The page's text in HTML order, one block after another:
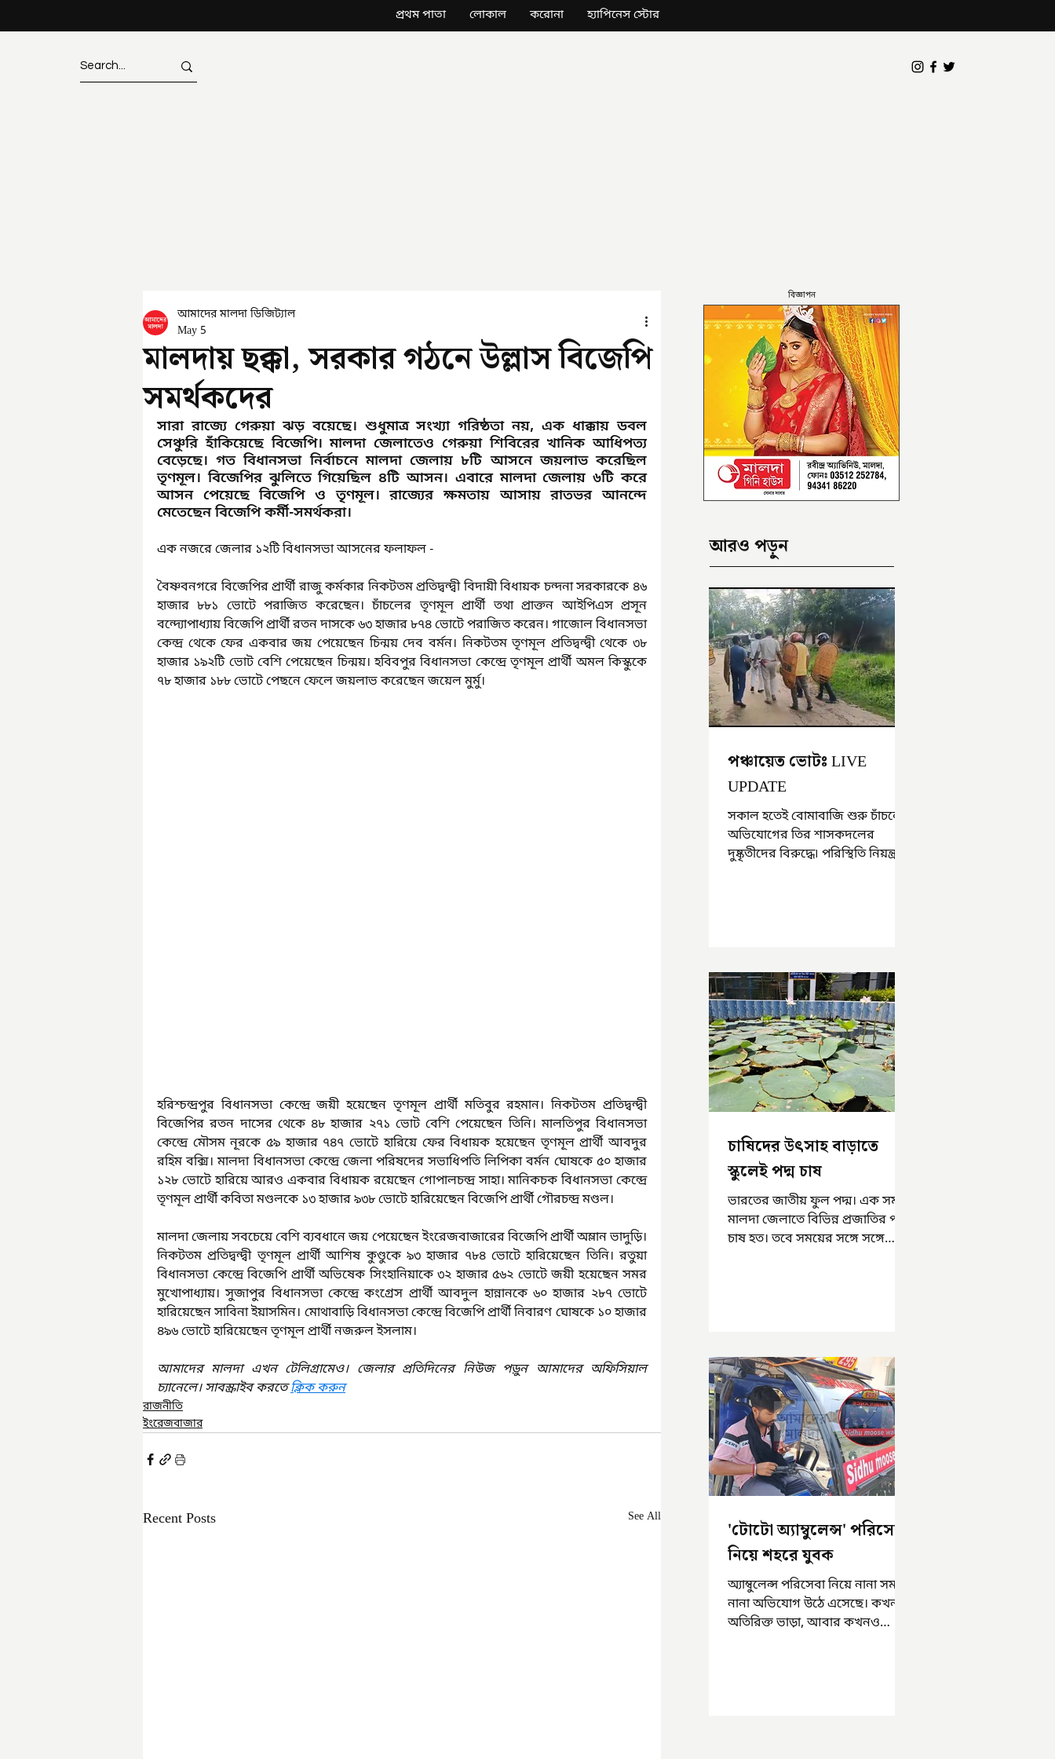
প্রথম পাতা লোকাল করোনা হ্যাপিনেস স্টোর
মালদায় ছক্কা, সরকার গঠনে উল্লাস বিজেপি
সমর্থকদের
আমাদের মালদা ডিজিট্যাল
May 5
সারা রাজ্যে গেরুয়া ঝড় বয়েছে। শুধুমাত্র সংখ্যা গরিষ্ঠতা নয়, এক ধাক্কায় ডবল
সেঞ্চুরি হাঁকিয়েছে বিজেপি। মালদা জেলাতেও গেরুয়া শিবিরের খানিক আধিপত্য
বেড়েছে। গত বিধানসভা নির্বাচনে মালদা জেলায় ৮টি আসনে জয়লাভ করেছিল
তৃণমূল। বিজেপির ঝুলিতে গিয়েছিল ৪টি আসন। এবারে মালদা জেলায় ৬টি করে
আসন পেয়েছে বিজেপি ও তৃণমূল। রাজ্যের ক্ষমতায় আসায় রাতভর আনন্দে
মেতেছেন বিজেপি কর্মী-সমর্থকরা।
এক নজরে জেলার ১২টি বিধানসভা আসনের ফলাফল -
বৈষ্ণবনগরে বিজেপির প্রার্থী রাজু কর্মকার নিকটতম প্রতিদ্বন্দ্বী বিদায়ী বিধায়ক চন্দনা সরকারকে ৪৬
হাজার ৮৮১ ভোটে পরাজিত করেছেন। চাঁচলের তৃণমূল প্রার্থী তথা প্রাক্তন আইপিএস প্রসূন
বন্দ্যোপাধ্যায় বিজেপি প্রার্থী রতন দাসকে ৬৩ হাজার ৮৭৪ ভোটে পরাজিত করেন। গাজোল বিধানসভা
কেন্দ্র থেকে ফের একবার জয় পেয়েছেন চিন্ময় দেব বর্মন। নিকটতম তৃণমূল প্রতিদ্বন্দ্বী থেকে ৩৮
হাজার ১৯২টি ভোট বেশি পেয়েছেন চিন্ময়। হবিবপুর বিধানসভা কেন্দ্রে তৃণমূল প্রার্থী অমল কিস্কুকে
৭৮ হাজার ১৮৮ ভোটে পেছনে ফেলে জয়লাভ করেছেন জয়েল মুর্মু।
হরিশ্চন্দ্রপুর বিধানসভা কেন্দ্রে জয়ী হয়েছেন তৃণমূল প্রার্থী মতিবুর রহমান। নিকটতম প্রতিদ্বন্দ্বী
বিজেপির রতন দাসের থেকে ৪৮ হাজার ২৭১ ভোট বেশি পেয়েছেন তিনি। মালতিপুর বিধানসভা
কেন্দ্রে মৌসম নূরকে ৫৯ হাজার ৭৪৭ ভোটে হারিয়ে ফের বিধায়ক হয়েছেন তৃণমূল প্রার্থী আবদুর
রহিম বক্সি। মালদা বিধানসভা কেন্দ্রে জেলা পরিষদের সভাধিপতি লিপিকা বর্মন ঘোষকে ৫০ হাজার
১২৮ ভোটে হারিয়ে আরও একবার বিধায়ক রয়েছেন গোপালচন্দ্র সাহা। মানিকচক বিধানসভা কেন্দ্রে
তৃণমূল প্রার্থী কবিতা মণ্ডলকে ১৩ হাজার ৯৩৮ ভোটে হারিয়েছেন বিজেপি প্রার্থী গৌরচন্দ্র মণ্ডল।
মালদা জেলায় সবচেয়ে বেশি ব্যবধানে জয় পেয়েছেন ইংরেজবাজারের বিজেপি প্রার্থী অম্লান ভাদুড়ি।
নিকটতম প্রতিদ্বন্দ্বী তৃণমূল প্রার্থী আশিষ কুণ্ডুকে ৯৩ হাজার ৭৮৪ ভোটে হারিয়েছেন তিনি। রতুয়া
বিধানসভা কেন্দ্রে বিজেপি প্রার্থী অভিষেক সিংহানিয়াকে ৩২ হাজার ৫৬২ ভোটে জয়ী হয়েছেন সমর
মুখোপাধ্যায়। সুজাপুর বিধানসভা কেন্দ্রে কংগ্রেস প্রার্থী আবদুল হান্নানকে ৬০ হাজার ২৮৭ ভোটে
হারিয়েছেন সাবিনা ইয়াসমিন। মোথাবাড়ি বিধানসভা কেন্দ্রে বিজেপি প্রার্থী নিবারণ ঘোষকে ১০ হাজার
৪৯৬ ভোটে হারিয়েছেন তৃণমূল প্রার্থী নজরুল ইসলাম।
আমাদের মালদা এখন টেলিগ্রামেও। জেলার প্রতিদিনের নিউজ পড়ুন আমাদের অফিসিয়াল
চ্যানেলে। সাবস্ক্রাইব করতে ক্লিক করুন
রাজনীতি
ইংরেজবাজার
Recent Posts See All
বিজ্ঞাপন
আরও পড়ুন
পঞ্চায়েত ভোটঃ LIVE
UPDATE
সকাল হতেই বোমাবাজি শুরু চাঁচলে৷
অভিযোগের তির শাসকদলের
দুষ্কৃতীদের বিরুদ্ধে৷ পরিস্থিতি নিয়ন্ত্রণে
চাষিদের উৎসাহ বাড়াতে
স্কুলেই পদ্ম চাষ
ভারতের জাতীয় ফুল পদ্ম। এক সময়
মালদা জেলাতে বিভিন্ন প্রজাতির পদ্ম
চাষ হত। তবে সময়ের সঙ্গে সঙ্গে
'টোটো অ্যাম্বুলেন্স' পরিসেবা
নিয়ে শহরে যুবক
অ্যাম্বুলেন্স পরিসেবা নিয়ে নানা সময়
নানা অভিযোগ উঠে এসেছে। কখনও
অতিরিক্ত ভাড়া, আবার কখনও